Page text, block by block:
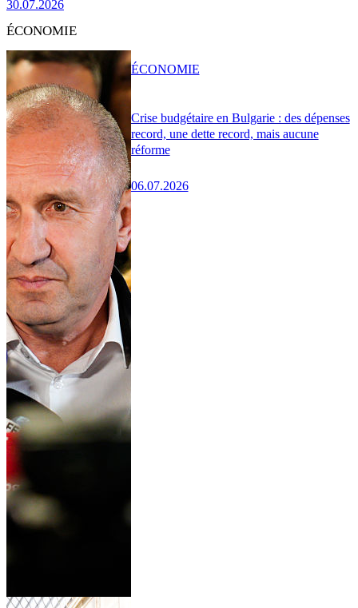
30.07.2026
ÉCONOMIE
Crise budgétaire en Bulgarie : des dépenses
record, une dette record, mais aucune
réforme
06.07.2026
ÉCONOMIE